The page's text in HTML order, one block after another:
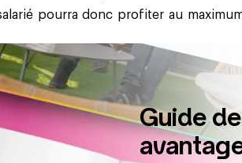
pourra donc profiter au
Guide